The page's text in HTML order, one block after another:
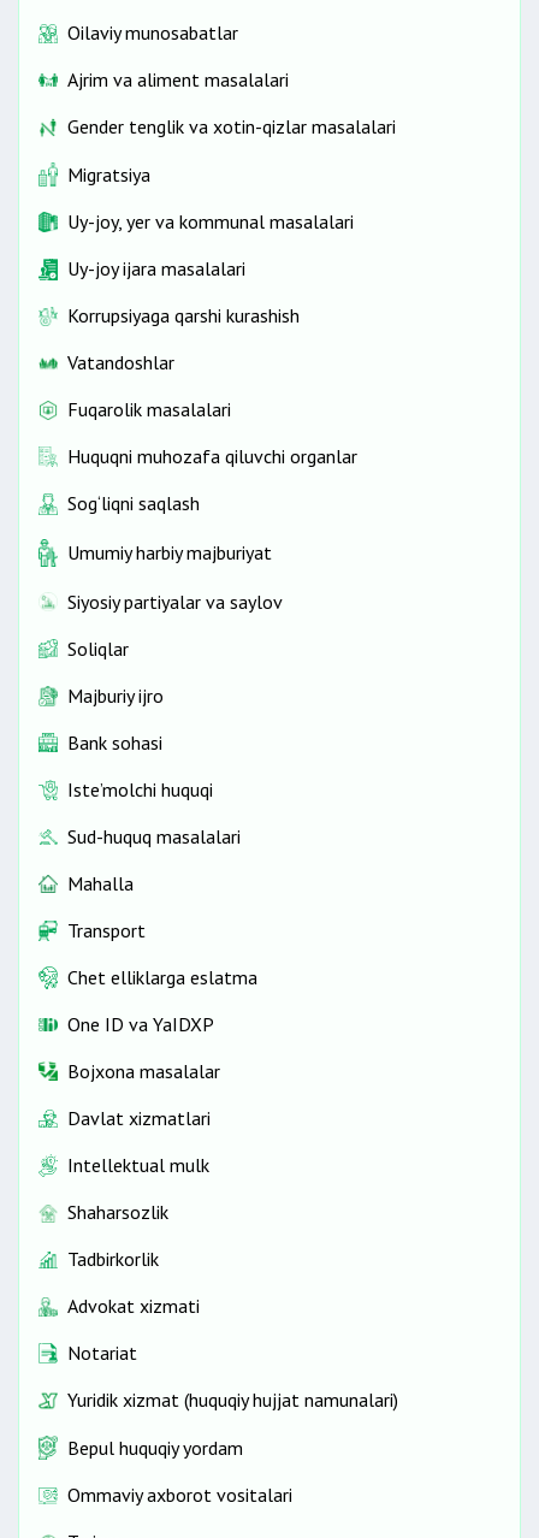
Oilaviy munosabatlar
Ajrim va aliment masalalari
Gender tenglik va xotin-qizlar masalalari
Migratsiya
Uy-joy, yer va kommunal masalalari
Uy-joy ijara masalalari
Korrupsiyaga qarshi kurashish
Vatandoshlar
Fuqarolik masalalari
Huquqni muhozafa qiluvchi organlar
Sog‘liqni saqlash
Umumiy harbiy majburiyat
Siyosiy partiyalar va saylov
Soliqlar
Majburiy ijro
Bank sohasi
Iste’molchi huquqi
Sud-huquq masalalari
Mahalla
Transport
Chet elliklarga eslatma
One ID vа YaIDXP
Bojxona masalalar
Davlat xizmatlari
Intellektual mulk
Shaharsozlik
Tadbirkorlik
Advokat xizmati
Notariat
Yuridik xizmat (huquqiy hujjat namunalari)
Bepul huquqiy yordam
Ommaviy axborot vositalari